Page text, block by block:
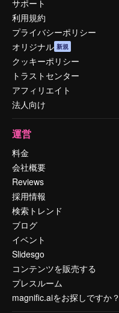
サポート
利用規約
プライバシーポリシー
オリジナル 新規
クッキーポリシー
トラストセンター
アフィリエイト
法人向け
運営
料金
会社概要
Reviews
採用情報
検索トレンド
ブログ
イベント
Slidesgo
コンテンツを販売する
プレスルーム
magnific.aiをお探しですか？